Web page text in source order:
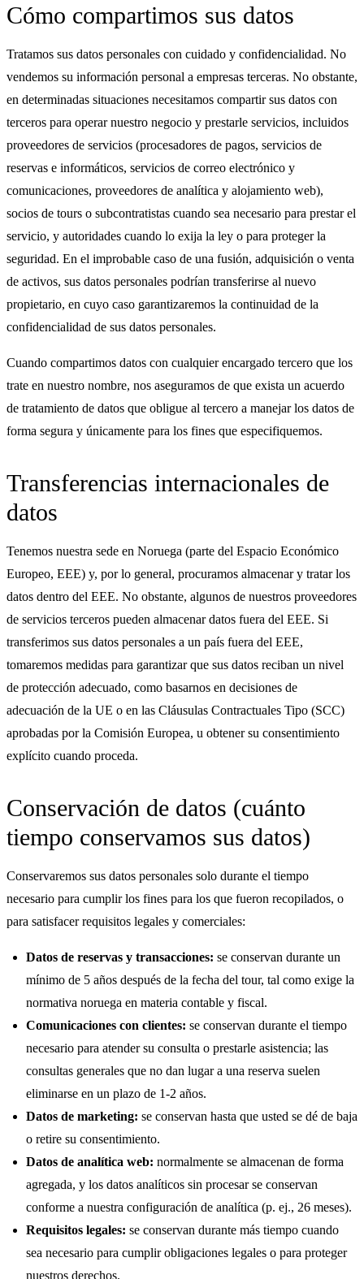
Cómo compartimos sus datos
Tratamos sus datos personales con cuidado y confidencialidad. No
vendemos su información personal a empresas terceras. No obstante,
en determinadas situaciones necesitamos compartir sus datos con
terceros para operar nuestro negocio y prestarle servicios, incluidos
proveedores de servicios (procesadores de pagos, servicios de
reservas e informáticos, servicios de correo electrónico y
comunicaciones, proveedores de analítica y alojamiento web),
socios de tours o subcontratistas cuando sea necesario para prestar el
servicio, y autoridades cuando lo exija la ley o para proteger la
seguridad. En el improbable caso de una fusión, adquisición o venta
de activos, sus datos personales podrían transferirse al nuevo
propietario, en cuyo caso garantizaremos la continuidad de la
confidencialidad de sus datos personales.
Cuando compartimos datos con cualquier encargado tercero que los
trate en nuestro nombre, nos aseguramos de que exista un acuerdo
de tratamiento de datos que obligue al tercero a manejar los datos de
forma segura y únicamente para los fines que especifiquemos.
Transferencias internacionales de
datos
Tenemos nuestra sede en Noruega (parte del Espacio Económico
Europeo, EEE) y, por lo general, procuramos almacenar y tratar los
datos dentro del EEE. No obstante, algunos de nuestros proveedores
de servicios terceros pueden almacenar datos fuera del EEE. Si
transferimos sus datos personales a un país fuera del EEE,
tomaremos medidas para garantizar que sus datos reciban un nivel
de protección adecuado, como basarnos en decisiones de
adecuación de la UE o en las Cláusulas Contractuales Tipo (SCC)
aprobadas por la Comisión Europea, u obtener su consentimiento
explícito cuando proceda.
Conservación de datos (cuánto
tiempo conservamos sus datos)
Conservaremos sus datos personales solo durante el tiempo
necesario para cumplir los fines para los que fueron recopilados, o
para satisfacer requisitos legales y comerciales:
Datos de reservas y transacciones: se conservan durante un
mínimo de 5 años después de la fecha del tour, tal como exige la
normativa noruega en materia contable y fiscal.
Comunicaciones con clientes: se conservan durante el tiempo
necesario para atender su consulta o prestarle asistencia; las
consultas generales que no dan lugar a una reserva suelen
eliminarse en un plazo de 1-2 años.
Datos de marketing: se conservan hasta que usted se dé de baja
o retire su consentimiento.
Datos de analítica web: normalmente se almacenan de forma
agregada, y los datos analíticos sin procesar se conservan
conforme a nuestra configuración de analítica (p. ej., 26 meses).
Requisitos legales: se conservan durante más tiempo cuando
sea necesario para cumplir obligaciones legales o para proteger
nuestros derechos.